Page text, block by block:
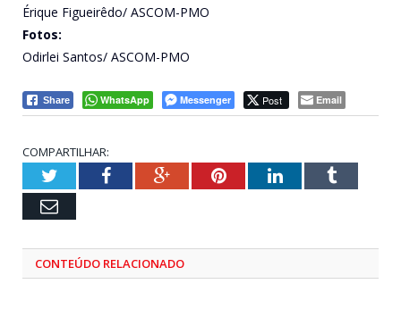
Érique Figueirêdo/ ASCOM-PMO
Fotos:
Odirlei Santos/ ASCOM-PMO
Share WhatsApp Messenger Post Email
COMPARTILHAR:
TwitterFacebookGoogle+PinterestLinkedInTumblr
Email
CONTEÚDO RELACIONADO